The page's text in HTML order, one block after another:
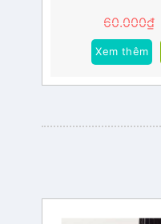
60.000₫
Xem thêm